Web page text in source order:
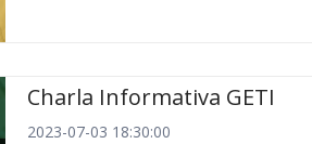
Charla Informativa GETI
2023-07-03 18:30:00